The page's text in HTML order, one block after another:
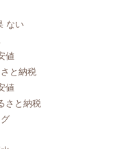
ない
値
と納税
値
さと納税